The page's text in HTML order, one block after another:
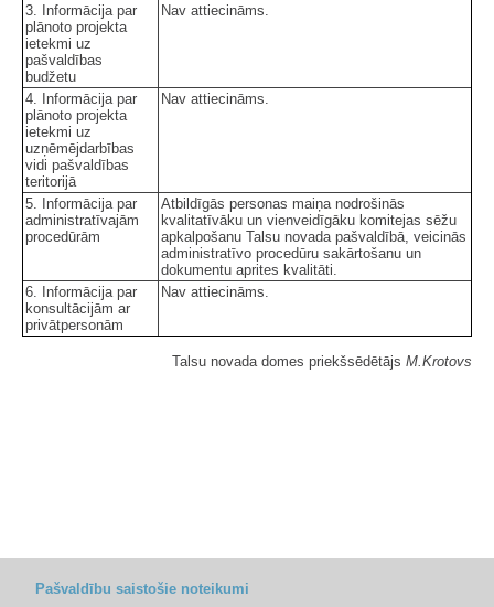
3. Informācija par
plānoto projekta
ietekmi uz
pašvaldības
budžetu
Nav attiecināms.
4. Informācija par
plānoto projekta
ietekmi uz
uzņēmējdarbības
vidi pašvaldības
teritorijā
Nav attiecināms.
5. Informācija par
administratīvajām
procedūrām
Atbildīgās personas maiņa nodrošinās
kvalitatīvāku un vienveidīgāku komitejas sēžu
apkalpošanu Talsu novada pašvaldībā, veicinās
administratīvo procedūru sakārtošanu un
dokumentu aprites kvalitāti.
6. Informācija par
konsultācijām ar
privātpersonām
Nav attiecināms.
Talsu novada domes priekšsēdētājs M.Krotovs
Pašvaldību saistošie noteikumi